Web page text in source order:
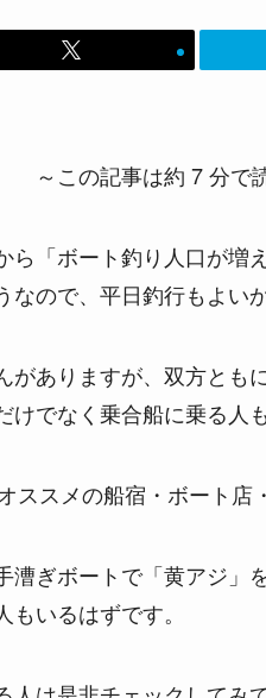
～この記事は約 7 分で
ら「ボート釣り人口が増
ので、平日釣行もよい
がありますが、双方とも
でなく乗合船に乗る人
ススメの船宿・ボート店
漕ぎボートで「黄アジ」
いるはずです。